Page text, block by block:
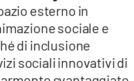
esterno in
sociale e
di inclusione
sociali innovativi di